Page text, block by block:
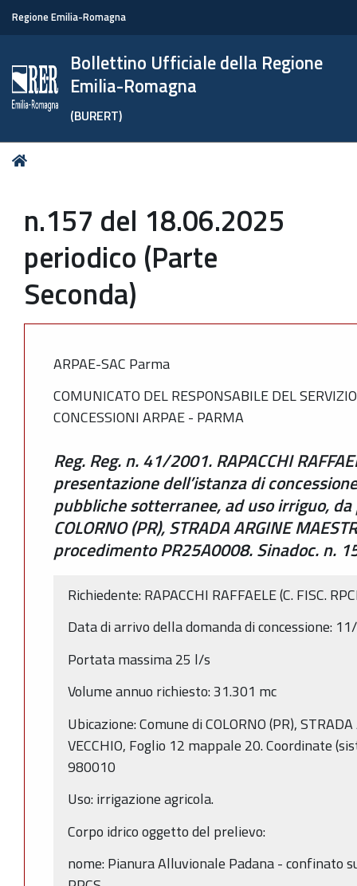
Regione Emilia-Romagna
Bollettino Ufficiale della Regione
Emilia-Romagna
(BURERT)
Tu
n.157 del 18.06.2025
periodico (Parte
Seconda)
ARPAE-SAC Parma
COMUNICATO DEL RESPONSABILE DEL
CONCESSIONI ARPAE - PARMA
Reg. Reg. n. 41/2001. RAPACCHI
presentazione dell’istanza di
pubbliche sotterranee, ad uso irriguo,
COLORNO (PR), STRADA ARGINE
procedimento PR25A0008. Sinadoc. n.
Richiedente: RAPACCHI RAFFAELE (C. FISC.
Data di arrivo della domanda di concessione:
Portata massima 25 l/s
Volume annuo richiesto: 31.301 mc
Ubicazione: Comune di COLORNO (PR),
VECCHIO, Foglio 12 mappale 20. Coordinate
980010
Uso: irrigazione agricola.
Corpo idrico oggetto del prelievo:
nome: Pianura Alluvionale Padana - confinato